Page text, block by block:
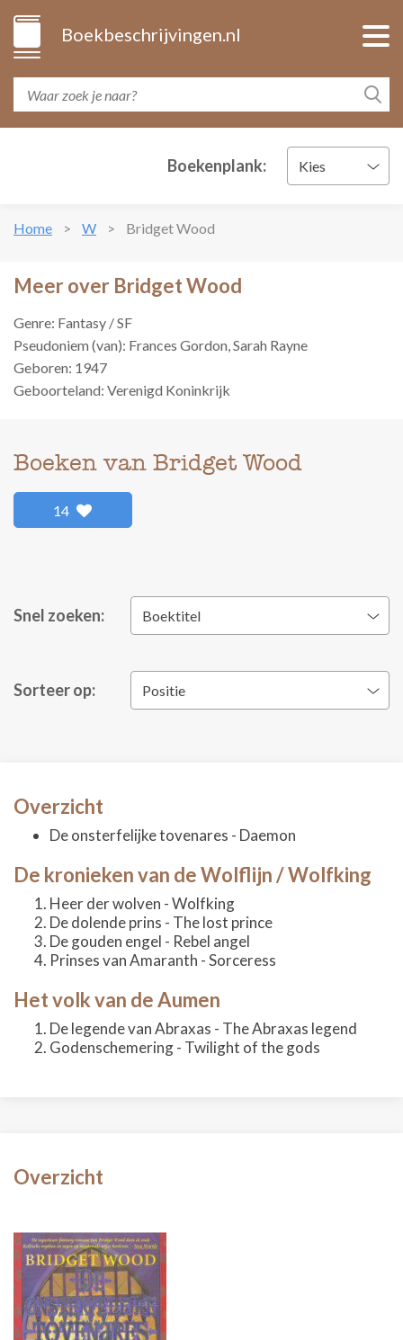
Boekbeschrijvingen.nl
Boekenplank: Kies
Home W Bridget Wood
Meer over Bridget Wood
Genre: Fantasy / SF
Pseudoniem (van): Frances Gordon, Sarah Rayne
Geboren: 1947
Geboorteland: Verenigd Koninkrijk
Boeken van Bridget Wood
14
Snel zoeken: Boektitel
Sorteer op: Positie
Overzicht
De onsterfelijke tovenares - Daemon
De kronieken van de Wolflijn / Wolfking
Heer der wolven - Wolfking
De dolende prins - The lost prince
De gouden engel - Rebel angel
Prinses van Amaranth - Sorceress
Het volk van de Aumen
De legende van Abraxas - The Abraxas legend
Godenschemering - Twilight of the gods
Overzicht